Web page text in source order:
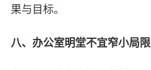
果与目标。
八、办公室明堂不宜窄小局限